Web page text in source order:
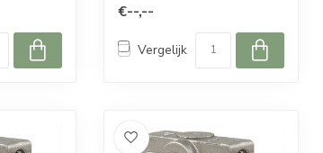
€--,--
Vergelijk